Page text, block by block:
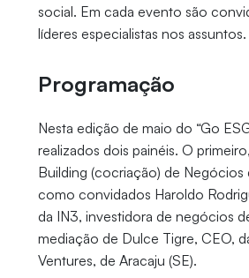
social. Em cada evento são
líderes especialistas nos assuntos.
Programação
Nesta edição de maio do “Go
realizados dois painéis. O
Building (cocriação) de Negócios
como convidados Haroldo
da IN3, investidora de negócios
mediação de Dulce Tigre, CEO,
Ventures, de Aracaju (SE).